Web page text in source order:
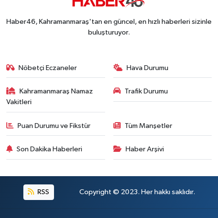
Haber46, Kahramanmaraş'tan en güncel, en hızlı haberleri sizinle
buluşturuyor.
Nöbetçi Eczaneler Hava Durumu
Kahramanmaraş Namaz
Vakitleri
Trafik Durumu
Puan Durumu ve Fikstür Tüm Manşetler
Son Dakika Haberleri Haber Arşivi
RSS Copyright © 2023. Her hakkı saklıdır.